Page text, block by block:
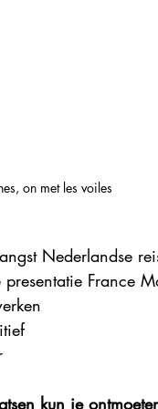
on met les voiles
Nederlandse
France
kun je